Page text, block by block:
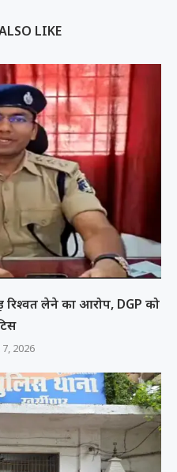
LIKE
रिश्वत लेने का आरोप, DGP को
2026